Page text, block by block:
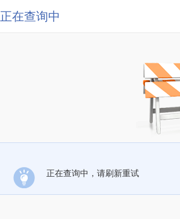
正在查询中
正在查询中，请刷新重试